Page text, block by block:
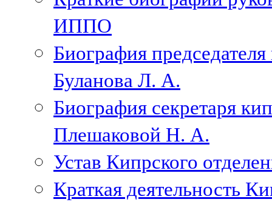
ИППО
Биография
Буланова Л. А.
Биография секретаря
Плешаковой Н. А.
Устав Кипрского
Краткая деятельность